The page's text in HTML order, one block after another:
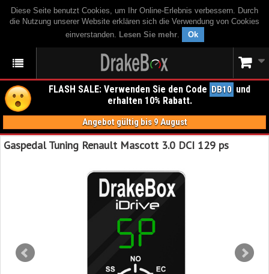
Diese Seite benutzt Cookies, um Ihr Online-Erlebnis verbessern. Durch
die Nutzung unserer Website erklären sich die Verwendung von Cookies
einverstanden. Lesen Sie mehr. Ok
FLASH SALE: Verwenden Sie den Code DB10 und
erhalten 10% Rabatt.
Angebot gültig bis 9 August
Gaspedal Tuning Renault Mascott 3.0 DCI 129 ps